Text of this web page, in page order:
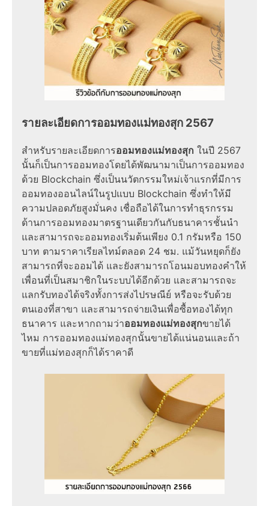
รายละเอียดการออมทองแม่ทองสุก 2567
สำหรับรายละเอียดการออมทองแม่ทองสุก ในปี 2567
นั้นก็เป็นการออมทองโดยได้พัฒนามาเป็นการออมทอง
ด้วย Blockchain ซึ่งเป็นนวัตกรรมใหม่เจ้าแรกที่มีการ
ออมทองออนไลน์ในรูปแบบ Blockchain ซึ่งทำให้มี
ความปลอดภัยสูงมั่นคง เชื่อถือได้ในการทำธุรกรรม
ด้านการออมทองมาตรฐานเดียวกันกับธนาคารชั้นนำ
และสามารถจะออมทองเริ่มต้นเพียง 0.1 กรัมหรือ 150
บาท ตามราคาเรียลไทม์ตลอด 24 ชม. แม้วันหยุดก็ยัง
สามารถที่จะออมได้ และยังสามารถโอนมอบทองคำให้
เพื่อนที่เป็นสมาชิกในระบบได้อีกด้วย และสามารถจะ
แลกรับทองได้จริงทั้งการส่งไปรษณีย์ หรือจะรับด้วย
ตนเองที่สาขา และสามารถจ่ายเงินเพื่อซื้อทองได้ทุก
ธนาคาร และหากถามว่าออมทองแม่ทองสุกขายได้
ไหม การออมทองแม่ทองสุกนั้นขายได้แน่นอนและถ้า
ขายที่แม่ทองสุกก็ได้ราคาดี